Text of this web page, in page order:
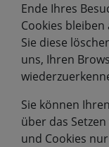
Ende Ihres
Cookies
Sie diese
uns, Ihren
Sie können
über das
und Cookies